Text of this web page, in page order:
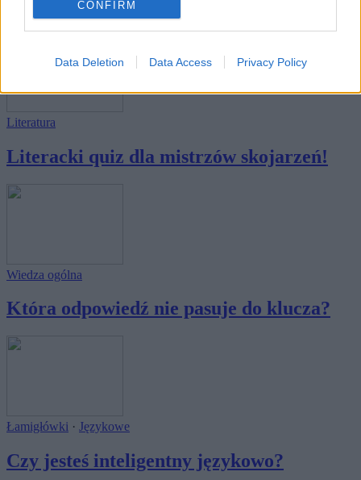
CONFIRM
Data Deletion Data Access Privacy Policy
Literatura
Literacki quiz dla mistrzów skojarzeń!
Wiedza ogólna
Która odpowiedź nie pasuje do klucza?
Łamigłówki · Językowe
Czy jesteś inteligentny językowo?